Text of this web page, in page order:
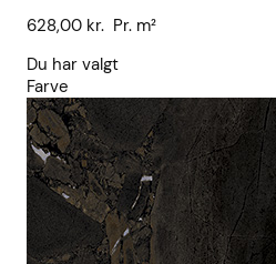
628,00 kr. Pr. m²
Du har valgt
Farve